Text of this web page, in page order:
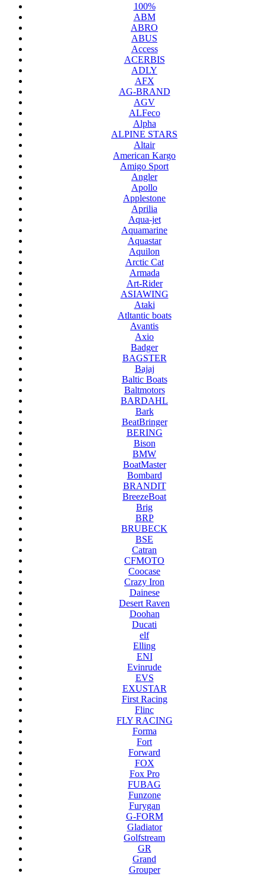
100%
ABM
ABRO
ABUS
Access
ACERBIS
ADLY
AFX
AG-BRAND
AGV
ALFeco
Alpha
ALPINE STARS
Altair
American Kargo
Amigo Sport
Angler
Apollo
Applestone
Aprilia
Aqua-jet
Aquamarine
Aquastar
Aquilon
Arctic Cat
Armada
Art-Rider
ASIAWING
Ataki
Atltantic boats
Avantis
Axio
Badger
BAGSTER
Bajaj
Baltic Boats
Baltmotors
BARDAHL
Bark
BeatBringer
BERING
Bison
BMW
BoatMaster
Bombard
BRANDIT
BreezeBoat
Brig
BRP
BRUBECK
BSE
Catran
CFMOTO
Coocase
Crazy Iron
Dainese
Desert Raven
Doohan
Ducati
elf
Elling
ENI
Evinrude
EVS
EXUSTAR
First Racing
Flinc
FLY RACING
Forma
Fort
Forward
FOX
Fox Pro
FUBAG
Funzone
Furygan
G-FORM
Gladiator
Golfstream
GR
Grand
Grouper